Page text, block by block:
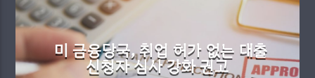
미 금융당국, 취업 허가 없는 대출
신청자 심사 강화 권고